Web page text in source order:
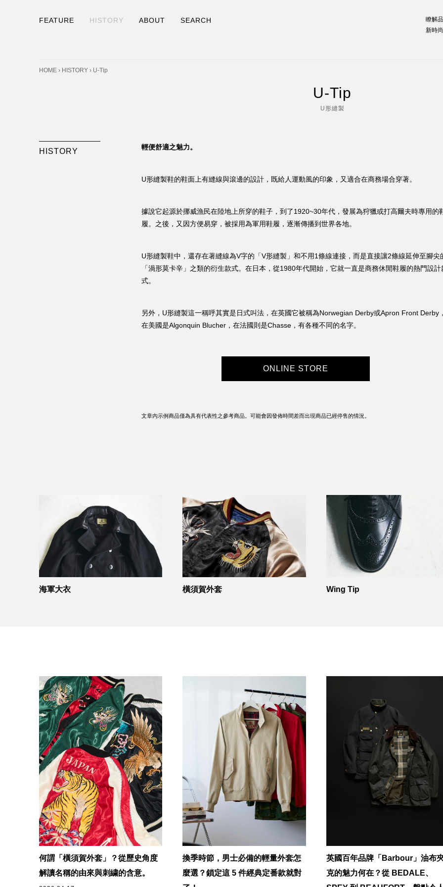
瞭解
新時
FEATURE HISTORY ABOUT SEARCH
HOME› HISTORY› U-Tip
U-Tip
U形縫製
HISTORY 輕便舒適之魅力。
U形縫製鞋的鞋面上有縫線與滾邊的設計，既給人運動風的印象，又適合在商務場合穿著。
據說它起源於挪威漁民在陸地上所穿的鞋子，到了1920~30年代，發展為狩獵或打高爾夫時專用的
履。之後，又因方便易穿，被採用為軍用鞋履，逐漸傳播到世界各地。
U形縫製鞋中，還存在著縫線為V字的「V形縫製」和不用1條線連接，而是直接讓2條線延伸至腳尖
「渦形莫卡辛」之類的衍生款式。在日本，從1980年代開始，它就一直是商務休閒鞋履的熱門設計
式。
另外，U形縫製這一稱呼其實是日式叫法，在英國它被稱為Norwegian Derby或Apron Front Derby，
在美國是Algonquin Blucher，在法國則是Chasse，有各種不同的名字。
ONLINE STORE
文章內示例商品僅為具有代表性之參考商品。可能會因發佈時間差而出現商品已經停售的情況。
海軍大衣 橫須賀外套 Wing Tip
何謂「橫須賀外套」？從歷史角度
解讀名稱的由來與刺繍的含意。
換季時節，男士必備的輕量外套怎
麼選？鎖定這 5 件經典定番款就對
英國百年品牌「Barbour」油布
克的魅力何在？從 BEDALE、